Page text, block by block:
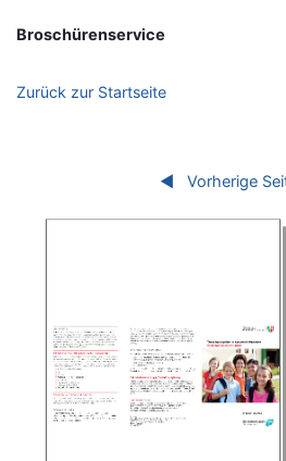
Broschürenservice
Zurück zur Startseite
Vorherige